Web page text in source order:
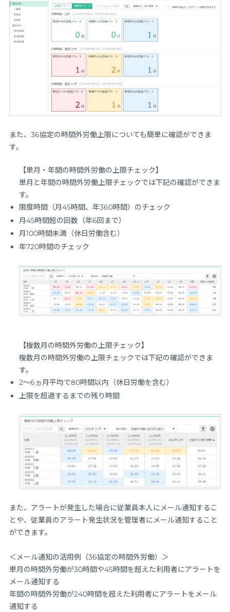
また、36協定の時間外労働上限についても簡単に確認ができま
す。
【単月・年間の時間外労働の上限チェック】
単月と年間の時間外労働上限チェックでは下記の確認ができま
す。
限度時間（月45時間、年360時間）のチェック
月45時間超の回数（年6回まで）
月100時間未満（休日労働含む）
年720時間のチェック
【複数月の時間外労働の上限チェック】
複数月の時間外労働の上限チェックでは下記の確認ができま
す。
2～6ヵ月平均で80時間以内（休日労働を含む）
上限を超過するまでの残り時間
また、アラートが発生した場合に従業員本人にメール通知するこ
とや、従業員のアラート発生状況を管理者にメール通知すること
ができます。
＜メール通知の活用例（36協定の時間外労働）＞
単月の時間外労働が30時間や45時間を超えた利用者にアラートを
メール通知する
年間の時間外労働が240時間を超えた利用者にアラートをメール
通知する